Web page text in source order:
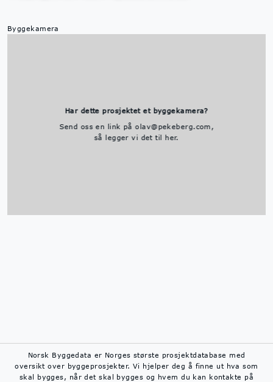
Byggekamera
Har dette prosjektet et byggekamera?
Send oss en link på olav@pekeberg.com,
så legger vi det til her.
Norsk Byggedata er Norges største prosjektdatabase med
oversikt over byggeprosjekter. Vi hjelper deg å finne ut hva som
skal bygges, når det skal bygges og hvem du kan kontakte på